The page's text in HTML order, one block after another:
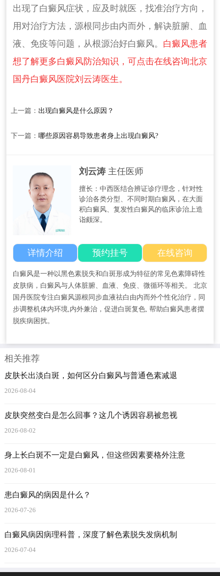
出现了白癜风症状，应及时就医，找准治疗方向，
用对治疗方法，源根同步由内而外，解诀脏腑、血
液、免疫等问题，从根源治好白癜风。 白癜风患者
想了解更多白癜风防治知识，可点击在线咨询北京
国丹白癜风医院刘云涛医生。
上一篇： 出现白癜风是什么原因？
下一篇： 哪些原因容易导致患者身上出现白癜风?
刘云涛 主任医师
擅长：中西医结合辨证诊疗理念，针对性
诊治各类分型、不同时期白癜风，在大面
积白癜风、复发性白癜风的临床诊治上造
诣颇深。
详情介绍 预约挂号 在线咨询
白癜风是一种以黑色素脱失和白斑形成为特征的常见色素障碍性
皮肤病，白癜风与人体脏腑、血液、免疫、微循环等相关。 北京
国丹医院专注白癜风源根同步血液祛白由内而外个性化治疗，同
步调整机体内环境,内外兼治，促进白斑复色, 帮助白癜风患者摆
脱疾病困扰。
相关推荐
皮肤长出淡白斑，如何区分白癜风与普通色素减退
2026-08-04
皮肤突然变白是怎么回事？这几个诱因容易被忽视
2026-08-02
身上长白斑不一定是白癜风，但这些因素要格外注意
2026-08-01
患白癜风的病因是什么？
2026-07-26
白癜风病因病理科普，深度了解色素脱失发病机制
2026-07-04